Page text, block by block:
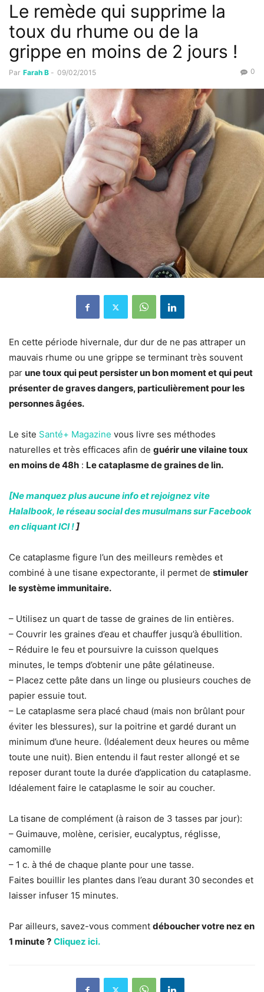
Le remède qui supprime la
toux du rhume ou de la
grippe en moins de 2 jours !
Par Farah B - 09/02/2015 0
En cette période hivernale, dur dur de ne pas attraper un
mauvais rhume ou une grippe se terminant très souvent
par une toux qui peut persister un bon moment et qui peut
présenter de graves dangers, particulièrement pour les
personnes âgées.
Le site Santé+ Magazine vous livre ses méthodes
naturelles et très efficaces afin de guérir une vilaine toux
en moins de 48h : Le cataplasme de graines de lin.
[Ne manquez plus aucune info et rejoignez vite
Halalbook, le réseau social des musulmans sur Facebook
en cliquant ICI !]
Ce cataplasme figure l’un des meilleurs remèdes et
combiné à une tisane expectorante, il permet de stimuler
le système immunitaire.
– Utilisez un quart de tasse de graines de lin entières.
– Couvrir les graines d’eau et chauffer jusqu’à ébullition.
– Réduire le feu et poursuivre la cuisson quelques
minutes, le temps d’obtenir une pâte gélatineuse.
– Placez cette pâte dans un linge ou plusieurs couches de
papier essuie tout.
– Le cataplasme sera placé chaud (mais non brûlant pour
éviter les blessures), sur la poitrine et gardé durant un
minimum d’une heure. (Idéalement deux heures ou même
toute une nuit). Bien entendu il faut rester allongé et se
reposer durant toute la durée d’application du cataplasme.
Idéalement faire le cataplasme le soir au coucher.
La tisane de complément (à raison de 3 tasses par jour):
– Guimauve, molène, cerisier, eucalyptus, réglisse,
camomille
– 1 c. à thé de chaque plante pour une tasse.
Faites bouillir les plantes dans l’eau durant 30 secondes et
laisser infuser 15 minutes.
Par ailleurs, savez-vous comment déboucher votre nez en
1 minute ? Cliquez ici.